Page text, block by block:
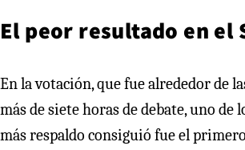
El peor resultado en el
En la votación, que fue alrededor de
más de siete horas de debate, uno de
más respaldo consiguió fue el